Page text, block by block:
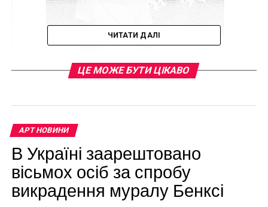
Timothy Hyunsoo Lee
ЧИТАТИ ДАЛІ
ЦЕ МОЖЕ БУТИ ЦІКАВО
АРТ НОВИНИ
В Україні заарештовано
вісьмох осіб за спробу
викрадення муралу Бенксі